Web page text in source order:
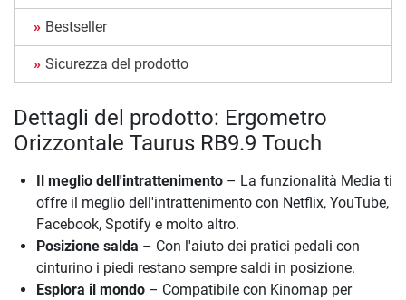
Bestseller
Sicurezza del prodotto
Dettagli del prodotto: Ergometro
Orizzontale Taurus RB9.9 Touch
Il meglio dell'intrattenimento – La funzionalità Media ti
offre il meglio dell'intrattenimento con Netflix, YouTube,
Facebook, Spotify e molto altro.
Posizione salda – Con l'aiuto dei pratici pedali con
cinturino i piedi restano sempre saldi in posizione.
Esplora il mondo – Compatibile con Kinomap per